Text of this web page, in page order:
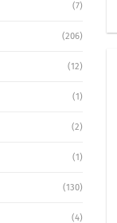
(7)
(206)
(12)
(1)
(2)
(1)
(130)
(4)